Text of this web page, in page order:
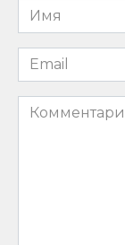
Имя
*
Email
*
Комментарий